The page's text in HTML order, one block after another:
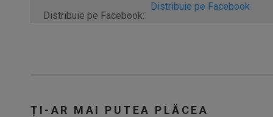
Distribuie pe Facebook:
Distribuie pe Facebook
ȚI-AR MAI PUTEA PLĂCEA